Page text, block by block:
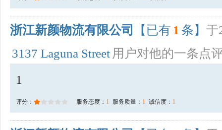
浙江新颜物流有限公司 【已有 1 条】 于
3137 Laguna Street 用户对他的一条点
1
评分： 服务态度： 1 服务质量： 1 诚信度： 1